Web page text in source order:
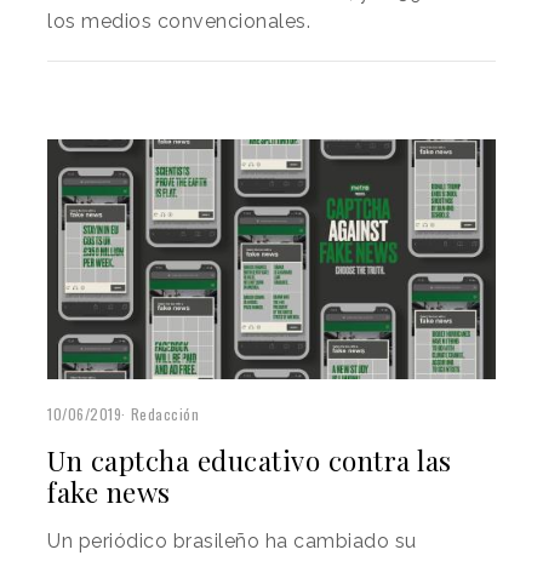
los medios convencionales.
10/06/2019 Redacción
Un captcha educativo contra las
fake news
Un periódico brasileño ha cambiado su